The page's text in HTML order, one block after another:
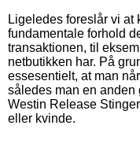
Ligeledes foreslår vi
fundamentale forhold
transaktionen, til
netbutikken har. På
essesentielt, at man
således man en
Westin Release
eller kvinde.